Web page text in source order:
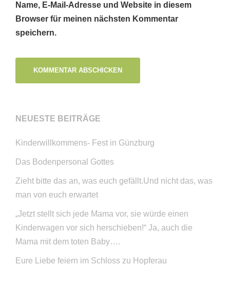
Name, E-Mail-Adresse und Website in diesem
Browser für meinen nächsten Kommentar
speichern.
NEUESTE BEITRÄGE
Kinderwillkommens- Fest in Günzburg
Das Bodenpersonal Gottes
Zieht bitte das an, was euch gefällt.Und nicht das, was
man von euch erwartet
„Jetzt stellt sich jede Mama vor, sie würde einen
Kinderwagen vor sich herschieben!“ Ja, auch die
Mama mit dem toten Baby….
Eure Liebe feiern im Schloss zu Hopferau